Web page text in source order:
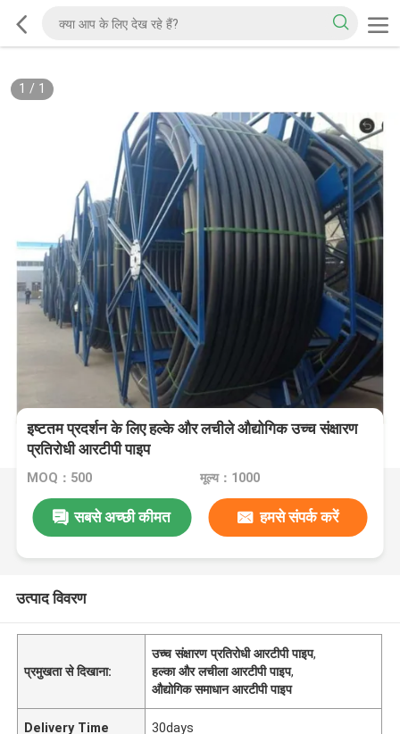
1 / 1
इष्टतम प्रदर्शन के लिए हल्के और लचीले औद्योगिक उच्च संक्षारण
प्रतिरोधी आरटीपी पाइप
MOQ：500 मूल्य：1000
सबसे अच्छी कीमत हमसे संपर्क करें
उत्पाद विवरण
प्रमुखता से दिखाना:
उच्च संक्षारण प्रतिरोधी आरटीपी पाइप,
हल्का और लचीला आरटीपी पाइप,
औद्योगिक समाधान आरटीपी पाइप
Delivery Time 30days